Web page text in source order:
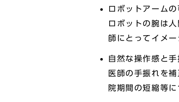
ロボットアームの
ロボットの腕は
師にとってイメ
自然な操作感と
医師の手振れを
院期間の短縮等に